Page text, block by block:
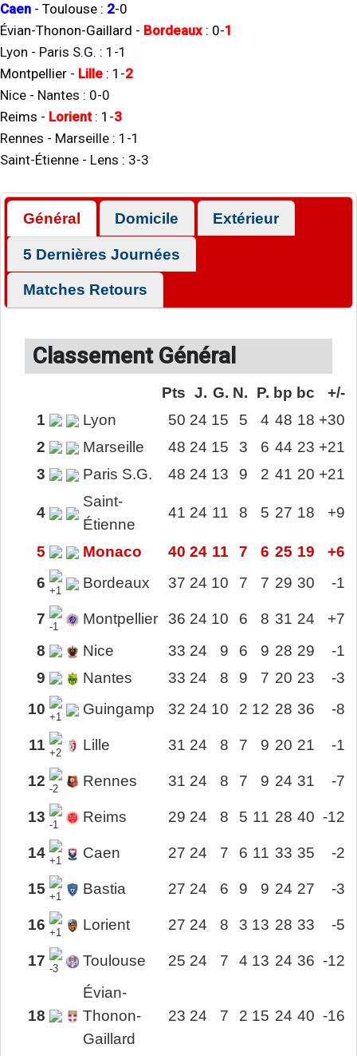
Caen - Toulouse : 2-0
Évian-Thonon-Gaillard - Bordeaux : 0-1
Lyon - Paris S.G. : 1 -1
Montpellier - Lille : 1 -2
Nice - Nantes : 0-0
Reims - Lorient: 1 -3
Rennes - Marseille : 1 -1
Saint-Étienne - Lens : 3-3
Général Domicile Extérieur
5 Dernières Journées
Matches Retours
Classement Général
Pts J. G. N. P. bp bc
+/-
1
Lyon 50 24 15 5 4 48 18 +30
2
Marseille 48 24 15 3 6 44 23 +21
3
Paris S.G. 48 24 13 9 2 41 20 +21
4
Saint-
Étienne
41 24 11 8 5 27 18 +9
5 Monaco 40 24 11 7 6 25 19
+6
6 +1 Bordeaux 37 24 10 7 7 29 30 -1
7 -1 Montpellier 36 24 10 6 8 31 24
+7
8
Nice 33 24 9 6 9 28 29
-1
9
Nantes 33 24 8 9 7 20 23
-3
10 +1 Guingamp 32 24 10 2 12 28 36 -8
11 +2 Lille 31 24 8 7 9 20 21 -1
12 -2 Rennes 31 24 8 7 9 24 31 -7
13 -1 Reims 29 24 8 5 11 28 40 -12
14 +1 Caen 27 24 7 6 11 33 35 -2
15 +1 Bastia 27 24 6 9 9 24 27 -3
16 +1 Lorient 27 24 8 3 13 28 33 -5
17 -3 Toulouse 25 24 7 4 13 24 36 -12
18
Évian-
Thonon-
Gaillard
23 24 7 2 15 24 40 -16